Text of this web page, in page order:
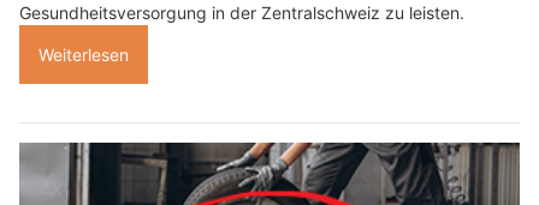
Gesundheitsversorgung in der Zentralschweiz zu leisten.
Weiterlesen